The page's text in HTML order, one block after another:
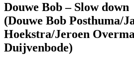
Douwe Bob– Slow down
(Douwe Bob Posthuma/
Hoekstra/Jeroen
Duijvenbode)